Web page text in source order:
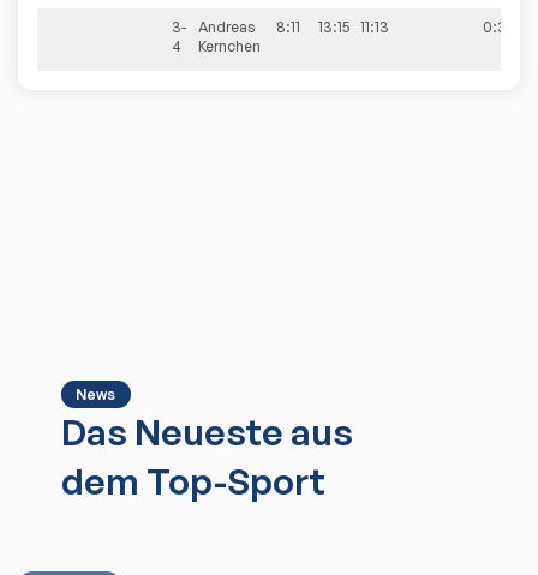
3-
4
Andreas
Kernchen
8:11 13:15 11:13 0:3
News
Das Neueste aus
dem Top-Sport